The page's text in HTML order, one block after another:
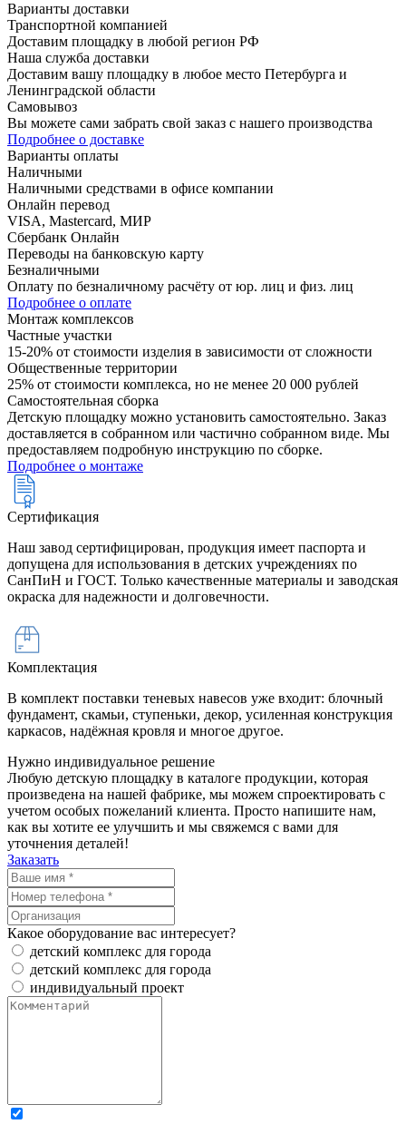
Варианты доставки
Транспортной компанией
Доставим площадку в любой регион РФ
Наша служба доставки
Доставим вашу площадку в любое место Петербурга и
Ленинградской области
Самовывоз
Вы можете сами забрать свой заказ с нашего производства
Подробнее о доставке
Варианты оплаты
Наличными
Наличными средствами в офисе компании
Онлайн перевод
VISA, Mastercard, МИР
Сбербанк Онлайн
Переводы на банковскую карту
Безналичными
Оплату по безналичному расчёту от юр. лиц и физ. лиц
Подробнее о оплате
Монтаж комплексов
Частные участки
15-20% от стоимости изделия в зависимости от сложности
Общественные территории
25% от стоимости комплекса, но не менее 20 000 рублей
Самостоятельная сборка
Детскую площадку можно установить самостоятельно. Заказ
доставляется в собранном или частично собранном виде. Мы
предоставляем подробную инструкцию по сборке.
Подробнее о монтаже
Сертификация
Наш завод сертифицирован, продукция имеет паспорта и
допущена для использования в детских учреждениях по
СанПиН и ГОСТ. Только качественные материалы и заводская
окраска для надежности и долговечности.
Комплектация
В комплект поставки теневых навесов уже входит: блочный
фундамент, скамьи, ступеньки, декор, усиленная конструкция
каркасов, надёжная кровля и многое другое.
Нужно индивидуальное решение
Любую детскую площадку в каталоге продукции, которая
произведена на нашей фабрике, мы можем спроектировать с
учетом особых пожеланий клиента. Просто напишите нам,
как вы хотите ее улучшить и мы свяжемся с вами для
уточнения деталей!
Заказать
Какое оборудование вас интересует?
детский комплекс для города
детский комплекс для города
индивидуальный проект